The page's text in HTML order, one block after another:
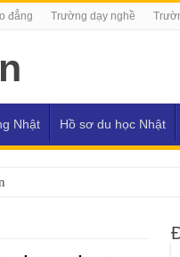
đẳng Trường dạy nghề
Nhật Hồ sơ du học Nhật